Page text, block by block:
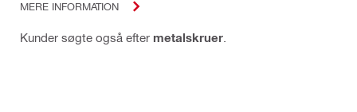
MERE INFORMATION
Kunder søgte også efter metalskruer